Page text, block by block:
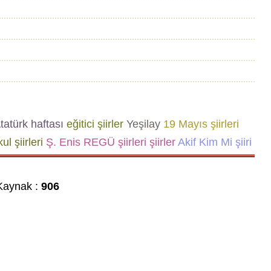
haftası eğitici şiirler Yeşilay 19 Mayıs şiirleri
şiirleri Ş. Enis REGÜ şiirleri şiirler Akif Kim Mi şiiri
:906